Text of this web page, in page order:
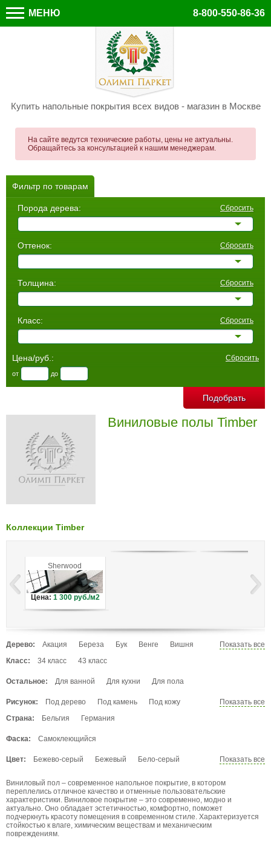
МЕНЮ 8-800-550-86-36
Купить напольные покрытия всех видов - магазин в Москве
На сайте ведутся технические работы, цены не актуальны.
Обращайтесь за консультацией к нашим менеджерам.
Фильтр по товарам
Сбросить
Порода дерева:
Сбросить
Оттенок:
Сбросить
Толщина:
Сбросить
Класс:
Цена/руб.: Сбросить
от до
Виниловые полы Timber
Коллекции Timber
Sherwood
Цена: 1 300 руб./м2
Дерево: Акация Береза Бук Венге
Вишня
Вяз
Гевея Груша
Мербау
Орех Палисандр
Пекан
Сосна
Тис
Показать все
Класс:
34 класс 43 класс
Остальное: Для ванной Для кухни Для пола
Рисунок: Под дерево Под камень
Под кожу
Под мрамор
Под плитку
Показать все
Страна:
Бельгия Германия
Фаска: Самоклеющийся
Цвет: Бежево-серый Бежевый
Бело-серый
Графит
Желто-зеленый Желтый
Зеленый
Золотистый
Коричневый
Кофейный
Красно-коричневый
Красный
Малиновый
Натуральный
Розовый
Рыжий
Светло-коричневый
Показать все
Виниловый пол – современное напольное покрытие, в котором
переплелись отличное качество и отменные пользовательские
характеристики. Виниловое покрытие – это современно, модно и
актуально. Оно обладает эстетичностью, комфортно, поможет
подчеркнуть красоту помещения в современном стиле. Характеризуется
стойкостью к влаге, химическим веществам и механическим
повреждениям.